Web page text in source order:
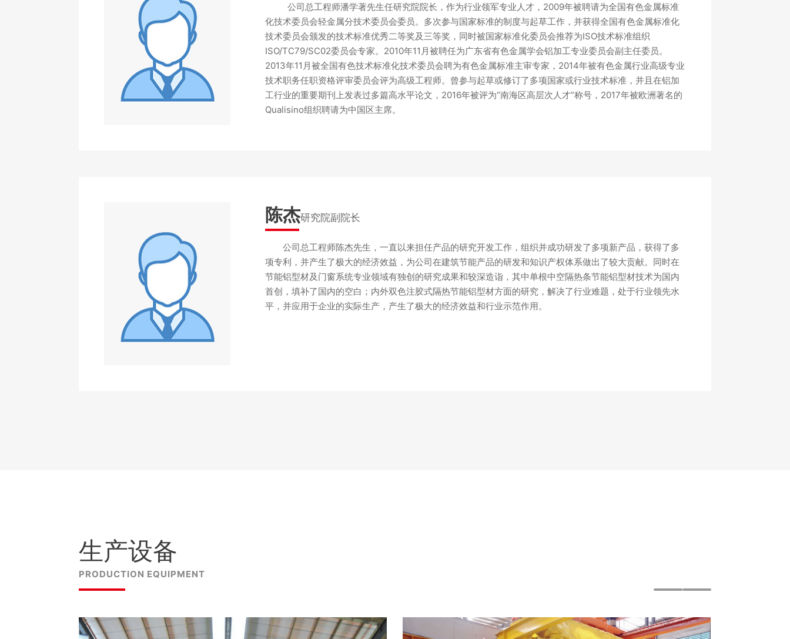
公司总工程师潘学著先生任研究院院长，作为行业领军专业人才，2009年被聘请为全国有色金属标准
化技术委员会轻金属分技术委员会委员。多次参与国家标准的制度与起草工作，并获得全国有色金属标准化
技术委员会颁发的技术标准优秀二等奖及三等奖，同时被国家标准化委员会推荐为ISO技术标准组织
ISO/TC79/SC02委员会专家。2010年11月被聘任为广东省有色金属学会铝加工专业委员会副主任委员。
2013年11月被全国有色技术标准化技术委员会聘为有色金属标准主审专家，2014年被有色金属行业高级专业
技术职务任职资格评审委员会评为高级工程师。曾参与起草或修订了多项国家或行业技术标准，并且在铝加
工行业的重要期刊上发表过多篇高水平论文，2016年被评为“南海区高层次人才”称号，2017年被欧洲著名的
Qualisino组织聘请为中国区主席。
陈杰研究院副院长
公司总工程师陈杰先生，一直以来担任产品的研究开发工作，组织并成功研发了多项新产品，获得了多
项专利，并产生了极大的经济效益，为公司在建筑节能产品的研发和知识产权体系做出了较大贡献。同时在
节能铝型材及门窗系统专业领域有独创的研究成果和较深造诣，其中单根中空隔热条节能铝型材技术为国内
首创，填补了国内的空白；内外双色注胶式隔热节能铝型材方面的研究，解决了行业难题，处于行业领先水
平，并应用于企业的实际生产，产生了极大的经济效益和行业示范作用。
生产设备
PRODUCTION EQUIPMENT